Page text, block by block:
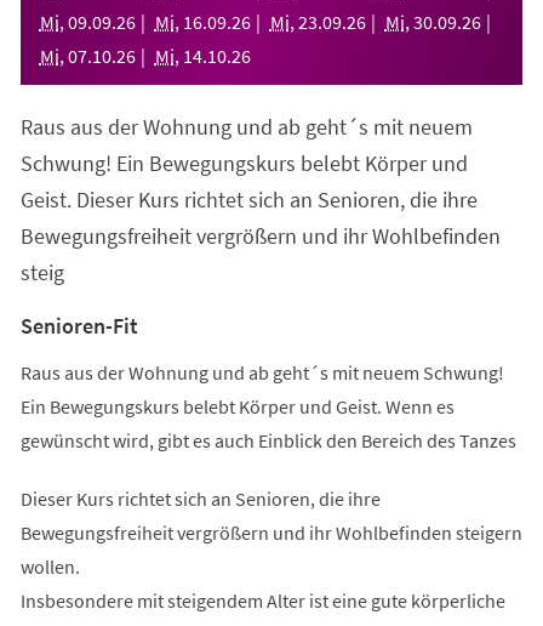
Mi, 09.09.26 Mi, 16.09.26 Mi, 23.09.26 Mi, 30.09.26
Mi, 07.10.26 Mi, 14.10.26
Raus aus der Wohnung und ab geht´s mit neuem
Schwung! Ein Bewegungskurs belebt Körper und
Geist. Dieser Kurs richtet sich an Senioren, die ihre
Bewegungsfreiheit vergrößern und ihr Wohlbefinden
steig
Senioren-Fit
Raus aus der Wohnung und ab geht´s mit neuem Schwung!
Ein Bewegungskurs belebt Körper und Geist. Wenn es
gewünscht wird, gibt es auch Einblick den Bereich des Tanzes
Dieser Kurs richtet sich an Senioren, die ihre
Bewegungsfreiheit vergrößern und ihr Wohlbefinden steigern
wollen.
Insbesondere mit steigendem Alter ist eine gute körperliche